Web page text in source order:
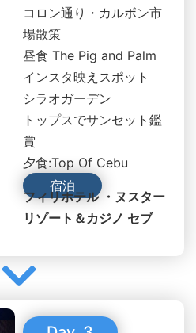
コロン通り・カルボン市
場散策
昼食 The Pig and Palm
インスタ映えスポット
シラオガーデン
トップスでサンセット鑑
賞
夕食:Top Of Cebu
宿泊
フィリホテル ・ヌスター
リゾート＆カジノ セブ